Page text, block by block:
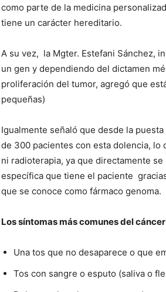
como parte de la medicina
tiene un carácter hereditario.
A su vez, la Mgter. Estefani Sánchez,
un gen y dependiendo del dictamen
proliferación del tumor, agregó que
pequeñas)
Igualmente señaló que desde la
de 300 pacientes con esta dolencia,
ni radioterapia, ya que directamente
específica que tiene el paciente
que se conoce como fármaco genoma.
Los síntomas más comunes del
Una tos que no desaparece o que
Tos con sangre o esputo (saliva o